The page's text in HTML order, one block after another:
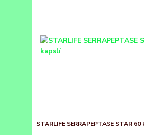
STARLIFE SERRAPEPTASE STAR